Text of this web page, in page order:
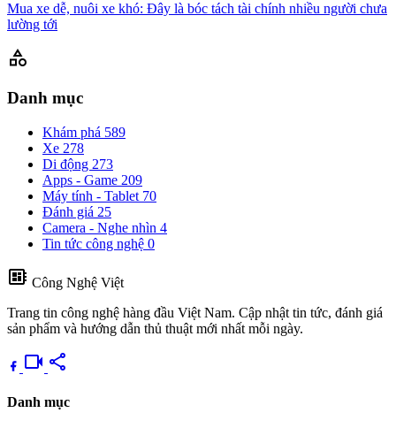
Mua xe dễ, nuôi xe khó: Đây là bóc tách tài chính nhiều người chưa
lường tới
category
Danh mục
Khám phá 589
Xe 278
Di động 273
Apps - Game 209
Máy tính - Tablet 70
Đánh giá 25
Camera - Nghe nhìn 4
Tin tức công nghệ 0
developer_board Công Nghệ Việt
Trang tin công nghệ hàng đầu Việt Nam. Cập nhật tin tức, đánh giá
sản phẩm và hướng dẫn thủ thuật mới nhất mỗi ngày.
videocam share
Danh mục